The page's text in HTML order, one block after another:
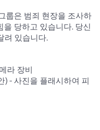
룹은 범죄 현장을 조사하
당하고 있습니다. 당신
려 있습니다.
라 장비
) - 사진을 플래시하여 피